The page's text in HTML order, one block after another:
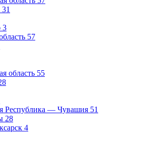
31
3
57
область 55
Республика — Чувашия 51
28
4